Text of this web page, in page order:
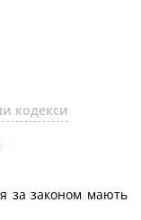
кодекси
за законом мають